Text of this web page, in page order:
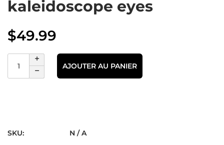
kaleidoscope eyes
$49.99
AJOUTER AU PANIER
SKU:
N / A